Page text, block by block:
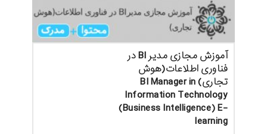
آموزش مجازی مدیر BI در
فناوری اطلاعات(هوش
تجاری) BI Manager in
Information Technology
(Business Intelligence) E-
learning